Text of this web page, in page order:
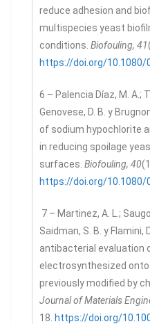
reduce adhesion and
multispecies yeast
conditions. Biofouling, 41
https://doi.org/10.1080/
6 – Palencia Díaz, M. A.;
Genovese, D. B. y
of sodium hypochlorite
in reducing spoilage
surfaces. Biofouling, 40
https://doi.org/10.1080/
7 – Martinez, A. L.;
Saidman, S. B. y Flamini,
antibacterial evaluation
electrosynthesized onto
previously modified by
Journal of Materials
18. https://doi.org/